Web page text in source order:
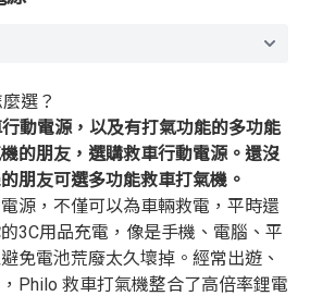
選？
動電源，以及有打氣功能的多功能
的朋友，選購救車行動電源。還沒
朋友可選多功能救車打氣機。
源，不僅可以為車輛救電，平時還
3C用品充電，像是手機、電腦、平
免電池荒廢太久壞掉。經常出遊、
Philo 救車打氣機整合了高倍率鋰電